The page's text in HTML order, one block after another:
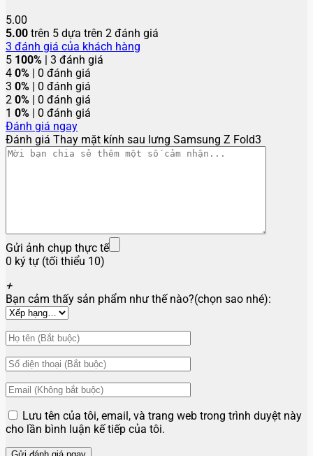
5.00
5.00 trên 5 dựa trên 2 đánh giá
3 đánh giá của khách hàng
5 100% | 3 đánh giá
4 0% | 0 đánh giá
3 0% | 0 đánh giá
2 0% | 0 đánh giá
1 0% | 0 đánh giá
Đánh giá ngay
Đánh giá Thay mặt kính sau lưng Samsung Z Fold3
Gửi ảnh chụp thực tế
0 ký tự (tối thiểu 10)
+
Bạn cảm thấy sản phẩm như thế nào?(chọn sao nhé):
Lưu tên của tôi, email, và trang web trong trình duyệt này
cho lần bình luận kế tiếp của tôi.